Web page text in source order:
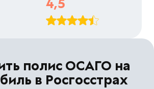
4,5
полис ОСАГО на
в Росгосстрах